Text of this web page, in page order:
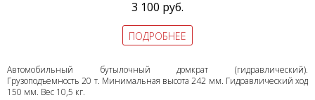
3 100 руб.
ПОДРОБНЕЕ
Автомобильный бутылочный домкрат (гидравлический).
Грузоподъемность 20 т. Минимальная высота 242 мм. Гидравлический ход
150 мм. Вес 10,5 кг.